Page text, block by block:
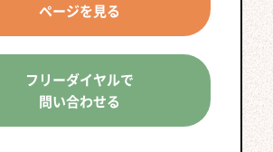
ポイント1
ポイント2
ページを見る
フリーダイヤルで
問い合わせる